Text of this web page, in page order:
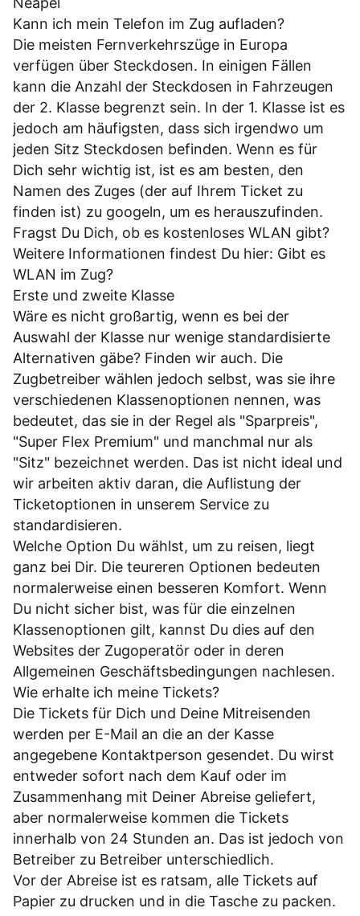
Kann ich mein Telefon im Zug aufladen?
Die meisten Fernverkehrszüge in Europa
verfügen über Steckdosen. In einigen Fällen
kann die Anzahl der Steckdosen in Fahrzeugen
der 2. Klasse begrenzt sein. In der 1. Klasse ist es
jedoch am häufigsten, dass sich irgendwo um
jeden Sitz Steckdosen befinden. Wenn es für
Dich sehr wichtig ist, ist es am besten, den
Namen des Zuges (der auf Ihrem Ticket zu
finden ist) zu googeln, um es herauszufinden.
Fragst Du Dich, ob es kostenloses WLAN gibt?
Weitere Informationen findest Du hier: Gibt es
WLAN im Zug?
Erste und zweite Klasse
Wäre es nicht großartig, wenn es bei der
Auswahl der Klasse nur wenige standardisierte
Alternativen gäbe? Finden wir auch. Die
Zugbetreiber wählen jedoch selbst, was sie ihre
verschiedenen Klassenoptionen nennen, was
bedeutet, das sie in der Regel als "Sparpreis",
"Super Flex Premium" und manchmal nur als
"Sitz" bezeichnet werden. Das ist nicht ideal und
wir arbeiten aktiv daran, die Auflistung der
Ticketoptionen in unserem Service zu
standardisieren.
Welche Option Du wählst, um zu reisen, liegt
ganz bei Dir. Die teureren Optionen bedeuten
normalerweise einen besseren Komfort. Wenn
Du nicht sicher bist, was für die einzelnen
Klassenoptionen gilt, kannst Du dies auf den
Websites der Zugoperatör oder in deren
Allgemeinen Geschäftsbedingungen nachlesen.
Wie erhalte ich meine Tickets?
Die Tickets für Dich und Deine Mitreisenden
werden per E-Mail an die an der Kasse
angegebene Kontaktperson gesendet. Du wirst
entweder sofort nach dem Kauf oder im
Zusammenhang mit Deiner Abreise geliefert,
aber normalerweise kommen die Tickets
innerhalb von 24 Stunden an. Das ist jedoch von
Betreiber zu Betreiber unterschiedlich.
Vor der Abreise ist es ratsam, alle Tickets auf
Papier zu drucken und in die Tasche zu packen.